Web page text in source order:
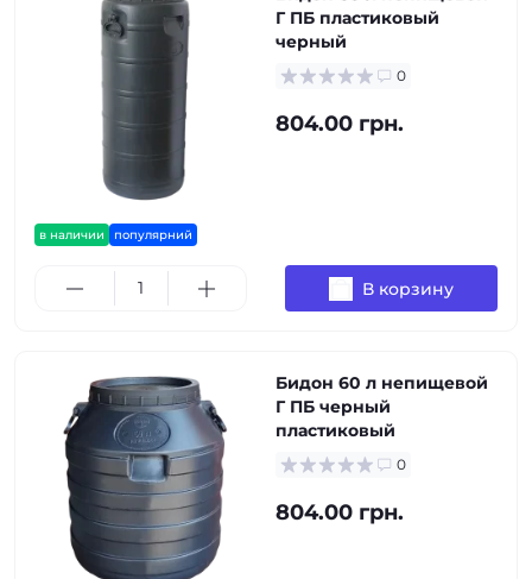
в наличии популярний
Г ПБ пластиковый
черный
0
804.00 грн.
В корзину
Бидон 60 л непищевой
Г ПБ черный
пластиковый
0
804.00 грн.